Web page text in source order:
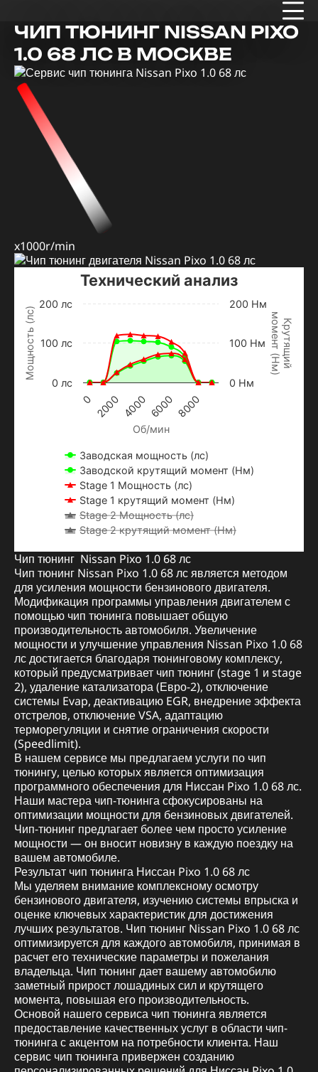
ЧИП ТЮНИНГ NISSAN PIXO
1.0 68 ЛС В МОСКВЕ
x1000r/min
Об/мин
Мощность (лс) Крутящий
м
о
м
е
н
т
(
Н
м
)
Технический анализ
Заводская мощность (лс)
Заводской крутящий момент (Нм)
Stage 1 Мощность (лс)
Stage 1 крутящий момент (Нм)
Stage 2 Мощность (лс)
Stage 2 крутящий момент (Нм)
0 2000 4000 6000 8000
0 лс
100 лс
200 лс
0 Нм
100 Нм
200 Нм
Чип тюнинг Nissan Pixo 1.0 68 лс
Чип тюнинг Nissan Pixo 1.0 68 лс является методом
для усиления мощности бензинового двигателя.
Модификация программы управления двигателем с
помощью чип тюнинга повышает общую
производительность автомобиля. Увеличение
мощности и улучшение управления Nissan Pixo 1.0 68
лс достигается благодаря тюнинговому комплексу,
который предусматривает чип тюнинг (stage 1 и stage
2), удаление катализатора (Евро-2), отключение
системы Evap, деактивацию EGR, внедрение эффекта
отстрелов, отключение VSA, адаптацию
терморегуляции и снятие ограничения скорости
(Speedlimit).
В нашем сервисе мы предлагаем услуги по чип
тюнингу, целью которых является оптимизация
программного обеспечения для Ниссан Pixo 1.0 68 лс.
Наши мастера чип-тюнинга сфокусированы на
оптимизации мощности для бензиновых двигателей.
Чип-тюнинг предлагает более чем просто усиление
мощности — он вносит новизну в каждую поездку на
вашем автомобиле.
Результат чип тюнинга Ниссан Pixo 1.0 68 лс
Мы уделяем внимание комплексному осмотру
бензинового двигателя, изучению системы впрыска и
оценке ключевых характеристик для достижения
лучших результатов. Чип тюнинг Nissan Pixo 1.0 68 лс
оптимизируется для каждого автомобиля, принимая в
расчет его технические параметры и пожелания
владельца. Чип тюнинг дает вашему автомобилю
заметный прирост лошадиных сил и крутящего
момента, повышая его производительность.
Основой нашего сервиса чип тюнинга является
предоставление качественных услуг в области чип-
тюнинга с акцентом на потребности клиента. Наш
сервис чип тюнинга привержен созданию